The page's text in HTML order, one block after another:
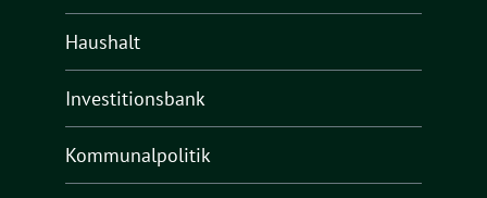
Haushalt
Investitionsbank
Kommunalpolitik